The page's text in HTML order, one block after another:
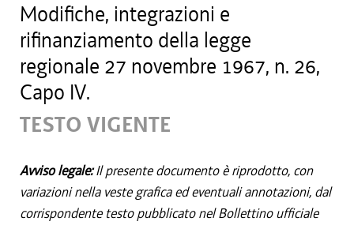
Modifiche, integrazioni e
rifinanziamento della legge
regionale 27 novembre 1967, n. 26,
Capo IV.
TESTO VIGENTE
Avviso legale:Il presente documento è riprodotto, con
variazioni nella veste grafica ed eventuali annotazioni, dal
corrispondente testo pubblicato nel Bollettino ufficiale